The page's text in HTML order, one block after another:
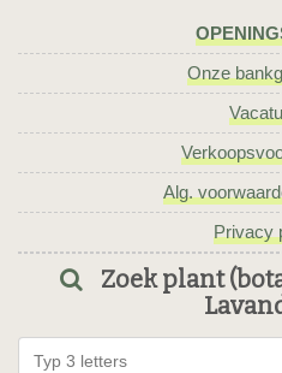
Onze
Alg.
Privacy
Zoek plant